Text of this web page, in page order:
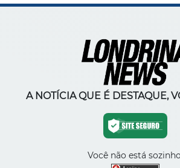
A NOTÍCIA QUE É DESTAQUE,
Você não está